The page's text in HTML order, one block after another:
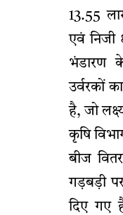
13.55
एवं निजी
भंडारण
उर्वरकों
है, जो
कृषि
बीज
गड़बड़ी
दिए गए